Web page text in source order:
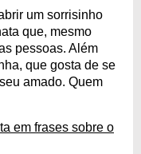
um sorrisinho
que, mesmo
pessoas. Além
que gosta de se
amado. Quem
em frases sobre o